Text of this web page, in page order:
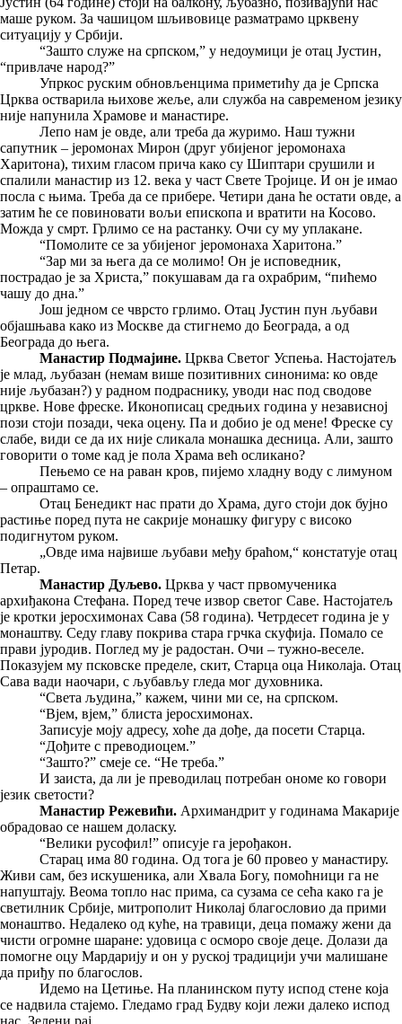
маше руком. За чашицом шљивовице разматрамо црквену
ситуацију у Србији.
“Зашто служе на српском,” у недоумици је отац Јустин,
“привлаче народ?”
Упркос руским обновљенцима приметићу да је Српска
Црква остварила њихове жеље, али служба на савременом језику
није напунила Храмове и манастире.
Лепо нам је овде, али треба да журимо. Наш тужни
сапутник – јеромонах Мирон (друг убијеног јеромонаха
Харитона), тихим гласом прича како су Шиптари срушили и
спалили манастир из 12. века у част Свете Тројице. И он је имао
посла с њима. Треба да се прибере. Четири дана ће остати овде, а
затим ће се повиновати вољи епископа и вратити на Косово.
Можда у смрт. Грлимо се на растанку. Очи су му уплакане.
“Помолите се за убијеног јеромонаха Харитона.”
“Зар ми за њега да се молимо! Он је исповедник,
пострадао је за Христа,” покушавам да га охрабрим, “пићемо
чашу до дна.”
Још једном се чврсто грлимо. Отац Јустин пун љубави
објашњава како из Москве да стигнемо до Београда, а од
Београда до њега.
Манастир Подмајине. Црква Светог Успења. Настојатељ
је млад, љубазан (немам више позитивних синонима: ко овде
није љубазан?) у радном подраснику, уводи нас под сводове
цркве. Нове фреске. Иконописац средњих година у независној
пози стоји позади, чека оцену. Па и добио је од мене! Фреске су
слабе, види се да их није сликала монашка десница. Али, зашто
говорити о томе кад је пола Храма већ осликано?
Пењемо се на раван кров, пијемо хладну воду с лимуном
– опраштамо се.
Отац Бенедикт нас прати до Храма, дуго стоји док бујно
растиње поред пута не сакрије монашку фигуру с високо
подигнутом руком.
„Овде има највише љубави међу браћом,“ констатује отац
Петар.
Манастир Дуљево. Црква у част првомученика
архиђакона Стефана. Поред тече извор светог Саве. Настојатељ
је кротки јеросхимонах Сава (58 година). Четрдесет година је у
монаштву. Седу главу покрива стара грчка скуфија. Помало се
прави јуродив. Поглед му је радостан. Очи – тужно-веселе.
Показујем му псковске пределе, скит, Старца оца Николаја. Отац
Сава вади наочари, с љубављу гледа мог духовника.
“Света људина,” кажем, чини ми се, на српском.
“Вјем, вјем,” блиста јеросхимонах.
Записује моју адресу, хоће да дође, да посети Старца.
“Дођите с преводиоцем.”
“Зашто?” смеје се. “Не треба.”
И заиста, да ли је преводилац потребан ономе ко говори
језик светости?
Манастир Режевићи. Архимандрит у годинама Макарије
обрадовао се нашем доласку.
“Велики русофил!” описује га јерођакон.
Старац има 80 година. Од тога је 60 провео у манастиру.
Живи сам, без искушеника, али Хвала Богу, помоћници га не
напуштају. Веома топло нас прима, са сузама се сећа како га је
светилник Србије, митрополит Николај благословио да прими
монаштво. Недалеко од куће, на травици, деца помажу жени да
чисти огромне шаране: удовица с осморо своје деце. Долази да
помогне оцу Мардарију и он у руској традицији учи малишане
да приђу по благослов.
Идемо на Цетиње. На планинском путу испод стене која
се надвила стајемо. Гледамо град Будву који лежи далеко испод
нас. Зелени рај.